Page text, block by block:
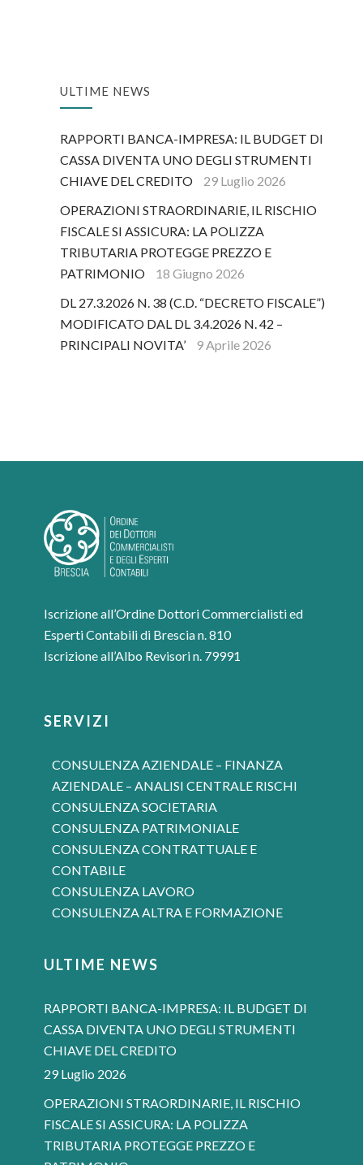
ULTIME NEWS
RAPPORTI BANCA-IMPRESA: IL BUDGET DI
CASSA DIVENTA UNO DEGLI STRUMENTI
CHIAVE DEL CREDITO
29 Luglio 2026
OPERAZIONI STRAORDINARIE, IL RISCHIO
FISCALE SI ASSICURA: LA POLIZZA
TRIBUTARIA PROTEGGE PREZZO E
PATRIMONIO
18 Giugno 2026
DL 27.3.2026 N. 38 (C.D. “DECRETO FISCALE”)
MODIFICATO DAL DL 3.4.2026 N. 42 –
PRINCIPALI NOVITA’
9 Aprile 2026
Iscrizione all’Ordine Dottori Commercialisti ed
Esperti Contabili di Brescia n. 810
Iscrizione all’Albo Revisori n. 79991
SERVIZI
CONSULENZA AZIENDALE – FINANZA
AZIENDALE – ANALISI CENTRALE RISCHI
CONSULENZA SOCIETARIA
CONSULENZA PATRIMONIALE
CONSULENZA CONTRATTUALE E
CONTABILE
CONSULENZA LAVORO
CONSULENZA ALTRA E FORMAZIONE
ULTIME NEWS
RAPPORTI BANCA-IMPRESA: IL BUDGET DI
CASSA DIVENTA UNO DEGLI STRUMENTI
CHIAVE DEL CREDITO
29 Luglio 2026
OPERAZIONI STRAORDINARIE, IL RISCHIO
FISCALE SI ASSICURA: LA POLIZZA
TRIBUTARIA PROTEGGE PREZZO E